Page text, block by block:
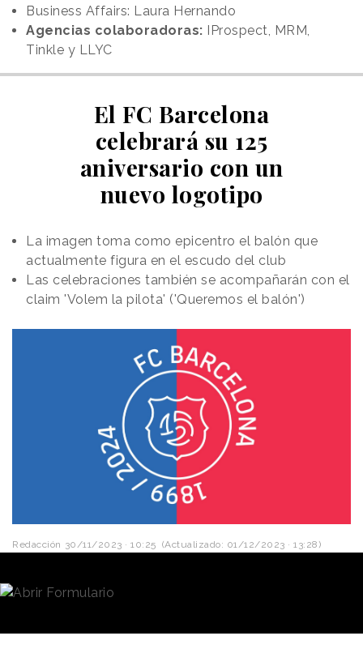
Business Affairs: Laura Hernando
Agencias colaboradoras: IProspect, MRM,
Tinkle y LLYC
El FC Barcelona
celebrará su 125
aniversario con un
nuevo logotipo
La imagen toma como epicentro el balón que
actualmente figura en el escudo del club
Las celebraciones también se acompañarán con el
claim 'Volem la pilota' ('Queremos el balón')
Redacción 30/11/2023 · 10:25 (Actualizado: 01/12/2023 · 13:28)
asumido esta celebración pensando ya en la
conmemorará su125 aniversario,un